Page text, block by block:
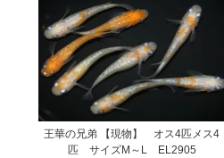
王華の兄弟 【現物】 オス4匹メス4
匹 サイズM～L EL2905